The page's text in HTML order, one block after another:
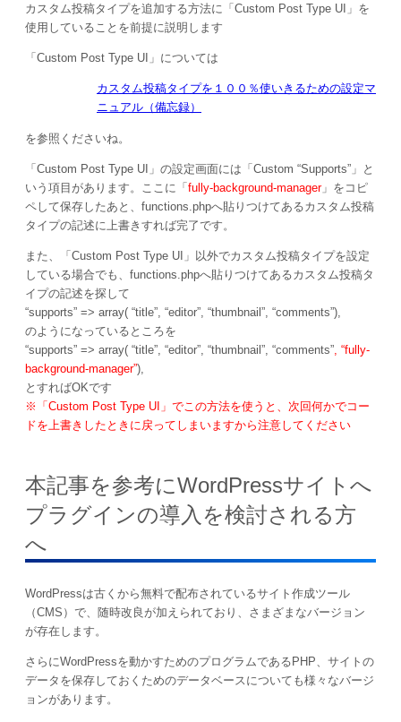
カスタム投稿タイプを追加する方法に「Custom Post Type UI」を
使用していることを前提に説明します
「Custom Post Type UI」については
カスタム投稿タイプを１００％使いきるための設定マ
ニュアル（備忘録）
を参照くださいね。
「Custom Post Type UI」の設定画面には「Custom “Supports”」と
いう項目があります。ここに「 fully-background-manager」をコピ
ペして保存したあと、functions.phpへ貼りつけてあるカスタム投稿
タイプの記述に上書きすれば完了です。
また、「Custom Post Type UI」以外でカスタム投稿タイプを設定
している場合でも、functions.phpへ貼りつけてあるカスタム投稿タ
イプの記述を探して
“supports” => array( “title”, “editor”, “thumbnail”, “comments”),
のようになっているところを
“supports” => array( “title”, “editor”, “thumbnail”, “comments”, “fully-
background-manager”),
とすればOKです
※「Custom Post Type UI」でこの方法を使うと、次回何かでコー
ドを上書きしたときに戻ってしまいますから注意してください
本記事を参考にWordPressサイトへ
プラグインの導入を検討される方
へ
WordPressは古くから無料で配布されているサイト作成ツール
（CMS）で、随時改良が加えられており、さまざまなバージョン
が存在します。
さらにWordPressを動かすためのプログラムであるPHP、サイトの
データを保存しておくためのデータベースについても様々なバージ
ョンがあります。